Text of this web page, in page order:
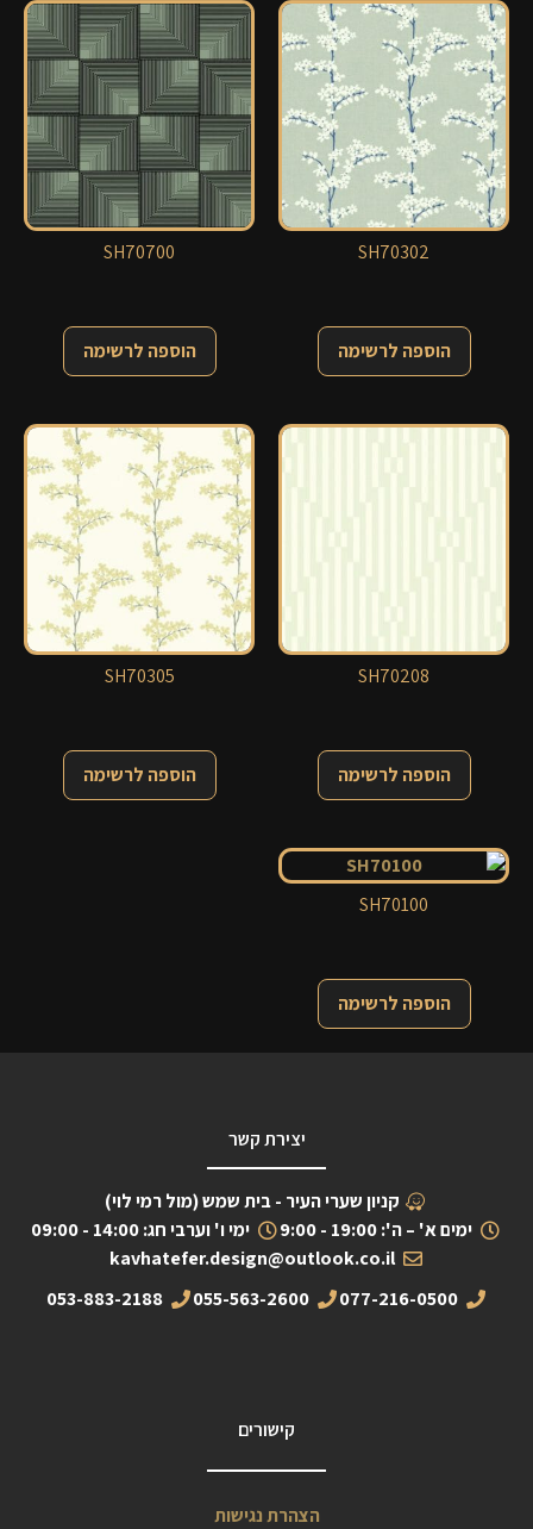
SH70302
הוספה לרשימה
SH70700
הוספה לרשימה
SH70208
הוספה לרשימה
SH70305
הוספה לרשימה
SH70100
הוספה לרשימה
יצירת קשר
קניון שערי העיר - בית שמש (מול רמי לוי)
ימים א' – ה': 19:00 - 9:00
ימי ו' וערבי חג: 14:00 - 09:00
kavhatefer.design@outlook.co.il
077-216-0500
055-563-2600
053-883-2188
קישורים
הצהרת נגישות